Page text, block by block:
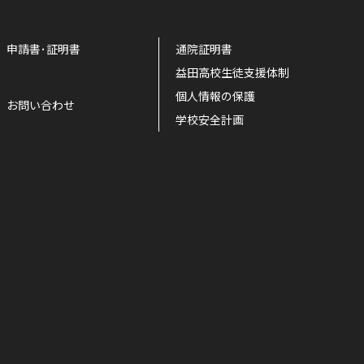
申請書･証明書
お問い合わせ
通院証明書
益田高校生徒支援体制
個人情報の保護
学校安全計画